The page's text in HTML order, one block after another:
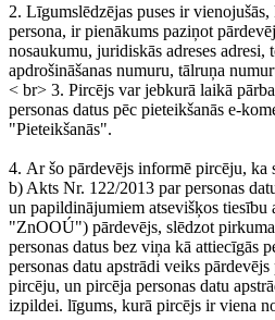
2. Līgumslēdzējas puses ir
persona, ir pienākums paziņot
nosaukumu, juridiskās adreses adresi,
apdrošināšanas numuru, tālruņa
< br> 3. Pircējs var jebkurā laikā
personas datus pēc pieteikšanās e-
"Pieteikšanās".
4. Ar šo pārdevējs informē pircēju, ka
b) Akts Nr. 122/2013 par personas
un papildinājumiem atsevišķos tiesību
"ZnOOÚ") pārdevējs, slēdzot
personas datus bez viņa kā attiecīgās
personas datu apstrādi veiks
pircēju, un pircēja personas datu
izpildei. līgums, kurā pircējs ir viena